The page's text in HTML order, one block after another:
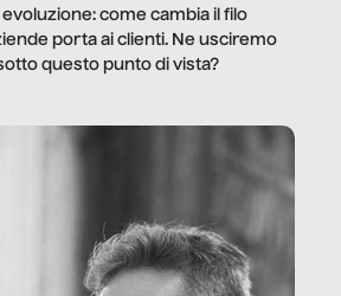
come cambia il filo
porta ai clienti. Ne usciremo
questo punto di vista?